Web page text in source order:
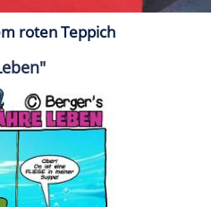
roten Teppich